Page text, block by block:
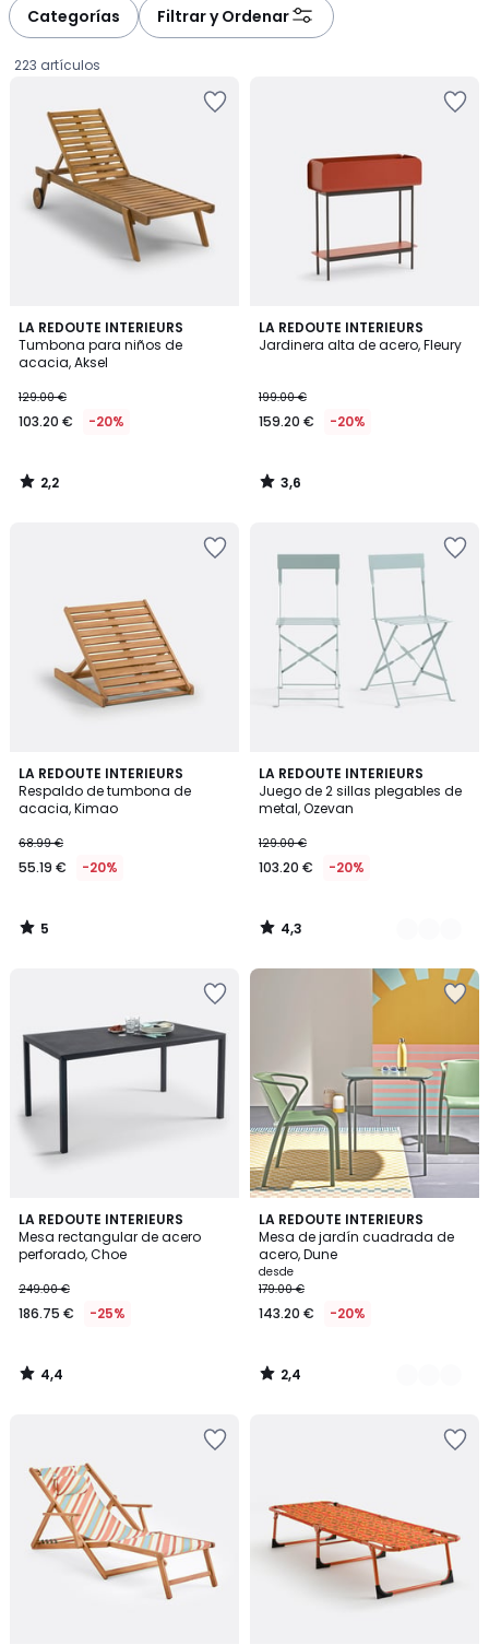
Categorías Filtrar y Ordenar
223 artículos
LA REDOUTE INTERIEURS
Tumbona para niños de
acacia, Aksel
€
en
de
129.00
129.00 €
103.20 € -20%
2,2
/ 5
2,2
/
LA REDOUTE INTERIEURS
Jardinera alta de acero, Fleury
199.00 €
159.20 € -20%
3,6
/ 5
3,6
/
LA REDOUTE INTERIEURS
Respaldo de tumbona de
acacia, Kimao
68.99 €
55.19 € -20%
5
/
5
5
/
LA REDOUTE INTERIEURS
Juego de 2 sillas plegables de
metal, Ozevan
129.00 €
103.20 € -20%
4,3
/ 5
2
Colores
4,3
/
LA REDOUTE INTERIEURS
Mesa rectangular de acero
perforado, Choe
249.00 €
186.75 € -25%
4,4
/ 5
4,4
/
LA REDOUTE INTERIEURS
Mesa de jardín cuadrada de
acero, Dune
desde
179.00 €
143.20 € -20%
2,4
/ 5
2
Colores
2,4
/